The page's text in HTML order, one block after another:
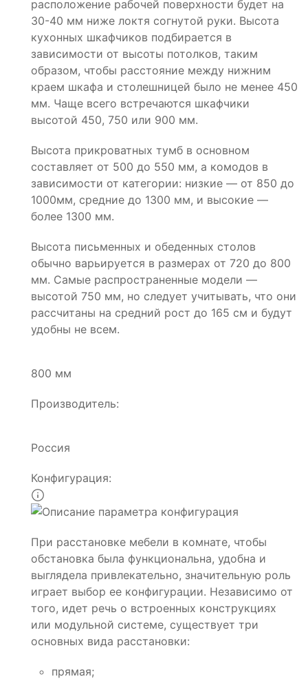
расположение рабочей поверхности будет на
30-40 мм ниже локтя согнутой руки. Высота
кухонных шкафчиков подбирается в
зависимости от высоты потолков, таким
образом, чтобы расстояние между нижним
краем шкафа и столешницей было не менее 450
мм. Чаще всего встречаются шкафчики
высотой 450, 750 или 900 мм.
Высота прикроватных тумб в основном
составляет от 500 до 550 мм, а комодов в
зависимости от категории: низкие — от 850 до
1000мм, средние до 1300 мм, и высокие —
более 1300 мм.
Высота письменных и обеденных столов
обычно варьируется в размерах от 720 до 800
мм. Самые распространенные модели —
высотой 750 мм, но следует учитывать, что они
рассчитаны на средний рост до 165 см и будут
удобны не всем.
800 мм
Производитель:
Россия
Конфигурация:
При расстановке мебели в комнате, чтобы
обстановка была функциональна, удобна и
выглядела привлекательно, значительную роль
играет выбор ее конфигурации. Независимо от
того, идет речь о встроенных конструкциях
или модульной системе, существует три
основных вида расстановки:
прямая;